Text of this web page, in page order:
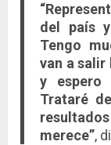
del país
Tengo
van a salir
y espero
Trataré
merece”,